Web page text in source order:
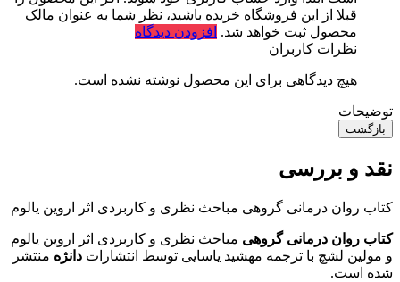
قبلا از این فروشگاه خریده باشید، نظر شما به عنوان مالک
محصول ثبت خواهد شد. افزودن دیدگاه
نظرات کاربران
هیچ دیدگاهی برای این محصول نوشته نشده است.
توضیحات
بازگشت
نقد و بررسی
کتاب روان درمانی گروهی مباحث نظری و کاربردی اثر اروین یالوم
کتاب روان درمانی گروهی مباحث نظری و کاربردی اثر اروین یالوم
و مولین لشچ با ترجمه مهشید یاسایی توسط انتشارات دانژه منتشر
شده است.